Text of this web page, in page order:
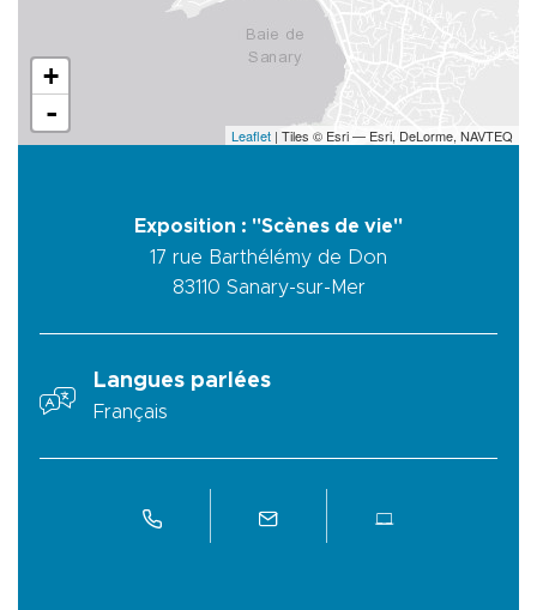
+
-
Leaflet | Tiles © Esri — Esri, DeLorme, NAVTEQ
Exposition : "Scènes de vie"
17 rue Barthélémy de Don
83110 Sanary-sur-Mer
Langues parlées
Français